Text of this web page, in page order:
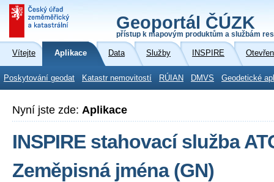
Geoportál ČÚZK
přístup k mapovým produktům a službám
Vítejte Aplikace Data Služby INSPIRE
Poskytování geodat Katastr nemovitostí RÚIAN DMVS Geodetické
Nyní jste zde: Aplikace
INSPIRE stahovací služba
Zeměpisná jména (GN)